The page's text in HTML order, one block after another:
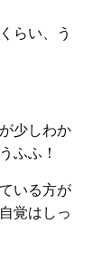
らい、う
少しわか
ふふ！
いる方が
覚はしっ